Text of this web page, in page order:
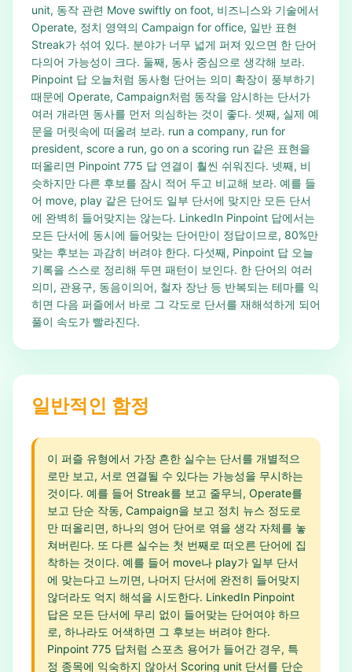
unit, 동작 관련 Move swiftly on foot, 비즈니스와 기술에서
Operate, 정치 영역의 Campaign for office, 일반 표현
Streak가 섞여 있다. 분야가 너무 넓게 퍼져 있으면 한 단어
다의어 가능성이 크다. 둘째, 동사 중심으로 생각해 보라.
Pinpoint 답 오늘처럼 동사형 단어는 의미 확장이 풍부하기
때문에 Operate, Campaign처럼 동작을 암시하는 단서가
여러 개라면 동사를 먼저 의심하는 것이 좋다. 셋째, 실제 예
문을 머릿속에 떠올려 보라. run a company, run for
president, score a run, go on a scoring run 같은 표현을
떠올리면 Pinpoint 775 답 연결이 훨씬 쉬워진다. 넷째, 비
슷하지만 다른 후보를 잠시 적어 두고 비교해 보라. 예를 들
어 move, play 같은 단어도 일부 단서에 맞지만 모든 단서
에 완벽히 들어맞지는 않는다. LinkedIn Pinpoint 답에서는
모든 단서에 동시에 들어맞는 단어만이 정답이므로, 80%만
맞는 후보는 과감히 버려야 한다. 다섯째, Pinpoint 답 오늘
기록을 스스로 정리해 두면 패턴이 보인다. 한 단어의 여러
의미, 관용구, 동음이의어, 철자 장난 등 반복되는 테마를 익
히면 다음 퍼즐에서 바로 그 각도로 단서를 재해석하게 되어
풀이 속도가 빨라진다.
일반적인 함정
이 퍼즐 유형에서 가장 흔한 실수는 단서를 개별적으
로만 보고, 서로 연결될 수 있다는 가능성을 무시하는
것이다. 예를 들어 Streak를 보고 줄무늬, Operate를
보고 단순 작동, Campaign을 보고 정치 뉴스 정도로
만 떠올리면, 하나의 영어 단어로 엮을 생각 자체를 놓
쳐버린다. 또 다른 실수는 첫 번째로 떠오른 단어에 집
착하는 것이다. 예를 들어 move나 play가 일부 단서
에 맞는다고 느끼면, 나머지 단서에 완전히 들어맞지
않더라도 억지 해석을 시도한다. LinkedIn Pinpoint
답은 모든 단서에 무리 없이 들어맞는 단어여야 하므
로, 하나라도 어색하면 그 후보는 버려야 한다.
Pinpoint 775 답처럼 스포츠 용어가 들어간 경우, 특
정 종목에 익숙하지 않아서 Scoring unit 단서를 단순